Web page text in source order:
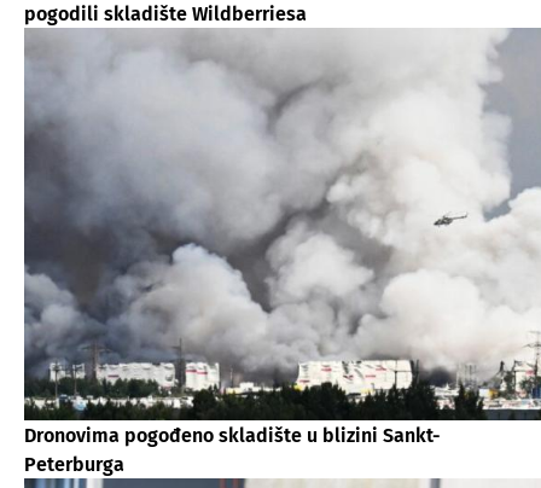
pogodili skladište Wildberriesa
Dronovima pogođeno skladište u blizini Sankt-
Peterburga